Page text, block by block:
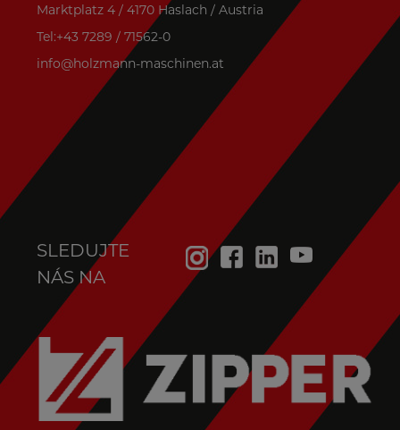
Marktplatz 4 / 4170 Haslach / Austria
Tel:+43 7289 / 71562-0
info@holzmann-maschinen.at
SLEDUJTE
NÁS NA